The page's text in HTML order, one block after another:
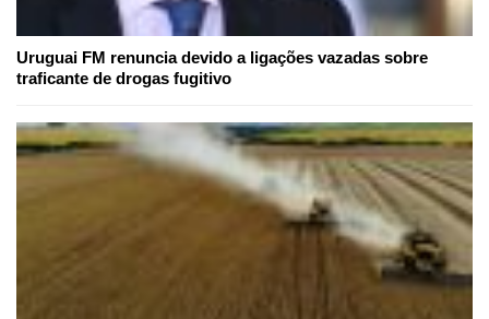
Uruguai FM renuncia devido a ligações vazadas sobre
traficante de drogas fugitivo